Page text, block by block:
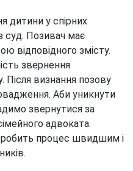
дитини у спірних
суд. Позивач має
відповідного змісту.
звернення
Після визнання позову
Аби уникнути
звернутися за
адвоката.
процес швидшим і